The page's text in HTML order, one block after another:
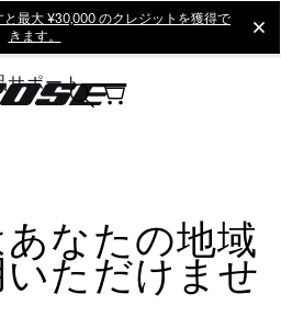
と最大 ¥30,000 のクレジットを獲得で
きます。
サポート
なたの地域
ただけませ